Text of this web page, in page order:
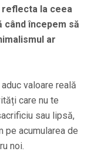
reflecta la ceea
începem să
ar
valoare reală
care nu te
sau lipsă,
pe acumularea de
noi.